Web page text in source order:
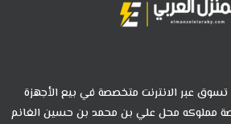
تسوق عبر الانترنت متخصصة في بيع الأجهزة
مملوكه محل علي بن محمد بن حسين الغانم